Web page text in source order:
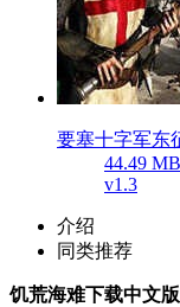
要塞十字军东
44.49 MB
v1.3
介绍
同类推荐
饥荒海难下载中文